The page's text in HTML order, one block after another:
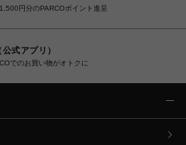
円分のPARCOポイント進呈
式アプリ）
でのお買い物がオトクに